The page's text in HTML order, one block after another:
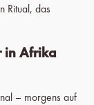
Ritual, das
in Afrika
– morgens auf